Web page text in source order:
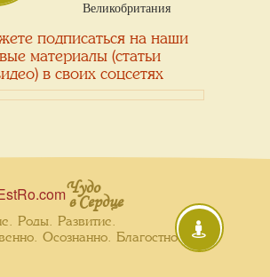
Великобритания
подписаться на наши
материалы (статьи
в своих соцсетях
Чудо
в Сердце
Роды. Развитие.
Осознанно. Благостно.